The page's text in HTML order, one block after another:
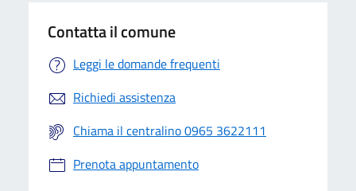
Contatta il comune
Leggi le domande frequenti
Richiedi assistenza
Chiama il centralino 0965 3622111
Prenota appuntamento